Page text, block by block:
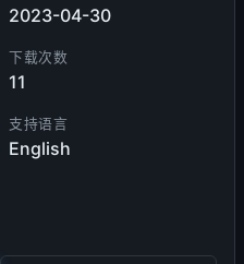
2023-04-30
下载次数
11
支持语言
English